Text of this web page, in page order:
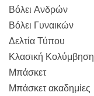
Βόλει Ανδρών
Βόλει Γυναικών
Δελτία Τύπου
Κλασική Κολύμβηση
Μπάσκετ
Μπάσκετ ακαδημίες